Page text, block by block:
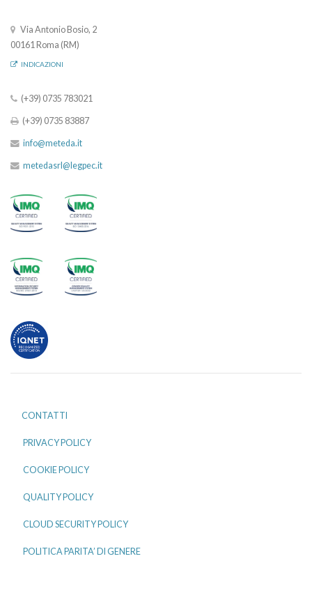
Via Antonio Bosio, 2
00161 Roma (RM)
INDICAZIONI
(+39) 0735 783021
(+39) 0735 83887
info@meteda.it
metedasrl@legpec.it
CONTATTI
PRIVACY POLICY
COOKIE POLICY
QUALITY POLICY
CLOUD SECURITY POLICY
POLITICA PARITA’ DI GENERE